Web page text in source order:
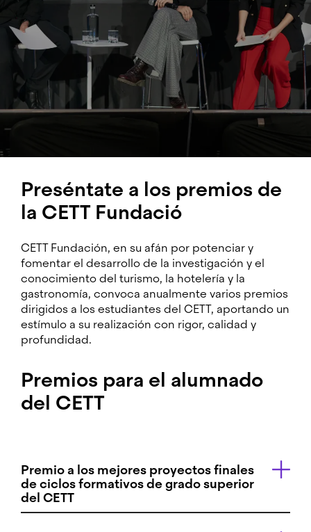
excelencia
Preséntate a los premios de
la CETT Fundació
CETT Fundación, en su afán por potenciar y
fomentar el desarrollo de la investigación y el
conocimiento del turismo, la hotelería y la
gastronomía, convoca anualmente varios premios
dirigidos a los estudiantes del CETT, aportando un
estímulo a su realización con rigor, calidad y
profundidad.
Premios para el alumnado
del CETT
Premio a los mejores proyectos finales
de ciclos formativos de grado superior
del CETT